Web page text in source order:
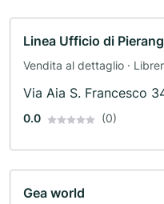
Linea Ufficio di
Vendita al dettaglio ·
Via Aia S. Francesco
0.0 (0)
Gea world